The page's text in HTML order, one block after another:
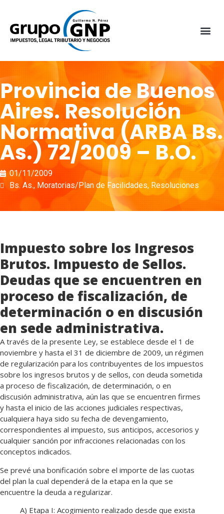
Provincia de Buenos
Aires. Resolución
Normativa (ARBA Bs.
As.) 72/2009 – B.O.
01/11/2009
Bs. As., Moratorias/Plan de Facilidades, Resoluciones
Impuesto sobre los Ingresos
Brutos. Impuesto de Sellos.
Deudas que se encuentren en
proceso de fiscalización, de
determinación o en discusión
en sede administrativa.
A través de la presente Ley, se establece desde el 1 de
noviembre y hasta el 31 de diciembre de 2009, un régimen
de regularización para los contribuyentes de los impuestos
sobre los ingresos brutos y de sellos, con deuda sometida
a proceso de fiscalización, de determinación, o en
discusión administrativa, aún las que se encuentren firmes
y hasta el inicio de las acciones judiciales respectivas,
cualquiera haya sido su fecha de devengamiento,
correspondientes al impuesto, sus anticipos, accesorios y
cualquier sanción por infracciones relacionadas con los
conceptos indicados.
Se prevé una bonificación sobre el importe de las cuotas
del plan la cual dependerá de la etapa en la que se
encuentre la deuda a regularizar.
A) Etapa I: Acogimiento realizado desde que exista